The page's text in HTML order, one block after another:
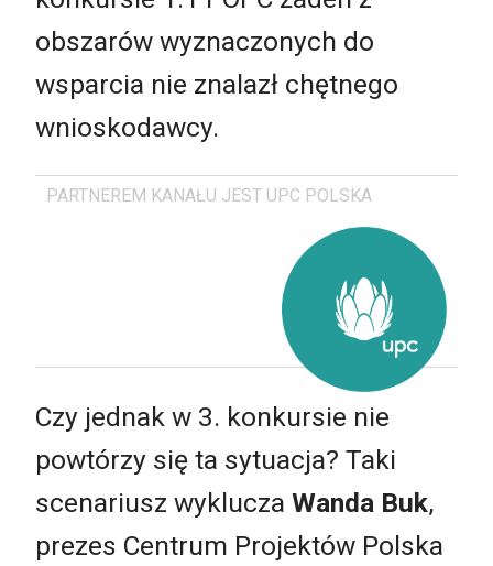
obszarów wyznaczonych do
wsparcia nie znalazł chętnego
wnioskodawcy.
PARTNEREM KANAŁU JEST UPC POLSKA
Czy jednak w 3. konkursie nie
powtórzy się ta sytuacja? Taki
scenariusz wyklucza Wanda Buk,
prezes Centrum Projektów Polska